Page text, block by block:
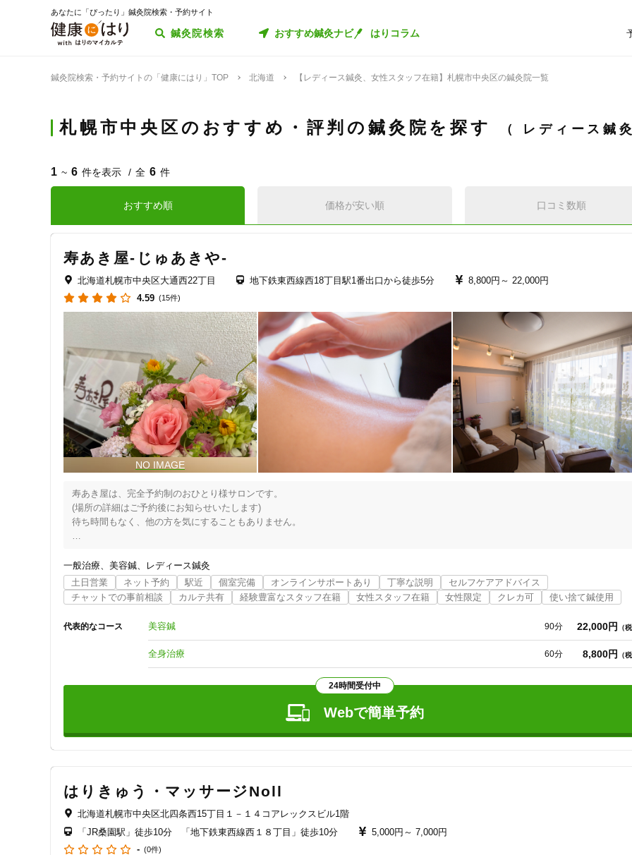
あなたに「ぴったり」鍼灸院検索・予約サイト
鍼灸院検索 おすすめ鍼灸ナビ はりコラム
鍼灸院検索・予約サイトの「健康にはり」TOP 北海道 【レディース鍼灸、女性スタッフ在籍】札幌市中央区の鍼灸院一覧
札幌市中央区のおすすめ・評判の鍼灸院を探す レディース鍼
1 ~ 6 件を表示 全 6 件
おすすめ順 価格が安い順 口コミ数順
寿あき屋-じゅあきや-
北海道札幌市中央区大通西22丁目 地下鉄東西線西18丁目駅1番出口から徒歩5分 8,800円～ 22,000円
4.59 (15件)
寿あき屋は、完全予約制のおひとり様サロンです。
(場所の詳細はご予約後にお知らせいたします)
待ち時間もなく、他の方を気にすることもありません。
赤ちゃんが成長するのも、疲労が回復するのも、風邪が治るのも身体の力です。
しかし、暑さ寒さといった気候の変化、寝不足、飲み過ぎや食べ過ぎ、日々の疲れによって、本来の力を発揮できなくなってしまうこ
があります。
自分のことは後回しに、ご家族やパートナー、お友達、会社の上司や同僚など周りに気を遣いすぎてはいませんか？
日々の喧騒から少しだけ離れて、自分だけの時間を過ごしください。
寿あき屋は鍼治療で、身体本来の力を引き出し、健康で楽しい笑顔溢れる毎日をお手伝いします。
一般治療 美容鍼
レディース鍼灸
土日営業
ネット予約 駅近 個室完備 オンラインサポートあり 丁寧な説明
セルフケアアドバイス
チャットでの事前相談
カルテ共有 経験豊富なスタッフ在籍 女性スタッフ在籍 女性限定 クレカ可 使い捨て鍼使用
代表的なコース 美容鍼 90分 22,000円 （
全身治療 60分 8,800円 （
24時間受付中
Webで簡単予約
はりきゅう・マッサージNoll
北海道札幌市中央区北四条西15丁目１－１４コアレックスビル1階
「JR桑園駅」徒歩10分 「地下鉄東西線西１８丁目」徒歩10分
5,000円～ 7,000円
- (0件)